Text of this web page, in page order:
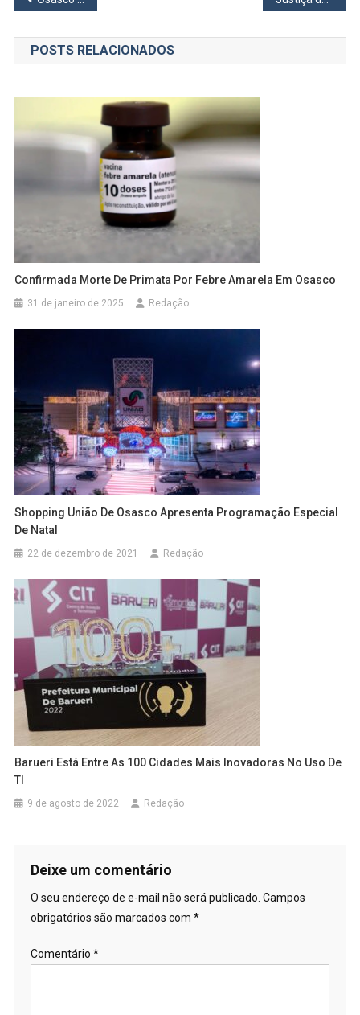
de
Post
POSTS RELACIONADOS
Confirmada Morte De Primata Por Febre Amarela Em Osasco
31 de janeiro de 2025 Redação
Shopping União De Osasco Apresenta Programação Especial
De Natal
22 de dezembro de 2021 Redação
Barueri Está Entre As 100 Cidades Mais Inovadoras No Uso De
TI
9 de agosto de 2022 Redação
Deixe um comentário
O seu endereço de e-mail não será publicado. Campos
obrigatórios são marcados com *
Comentário *